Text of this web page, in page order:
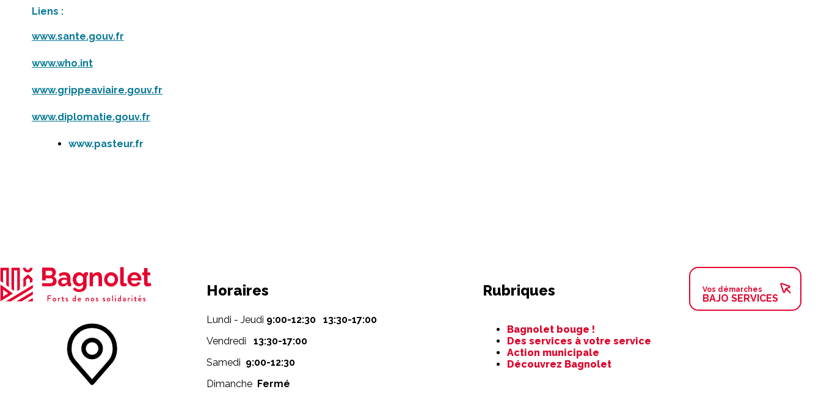
Liens :
www.sante.gouv.fr
www.who.int
www.grippeaviaire.gouv.fr
www.diplomatie.gouv.fr
www.pasteur.fr
Horaires
Lundi - Jeudi 9:00-12:30 13:30-17:00
Vendredi
13:30-17:00
Samedi 9:00-12:30
Dimanche Fermé
Rubriques
contenu
Bagnolet bouge !
Des services à votre service
Action municipale
Découvrez Bagnolet
Vos démarches
BAJO SERVICES